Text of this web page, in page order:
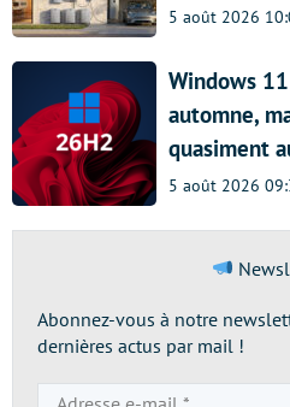
5 août 2026
Windows
automne,
quasiment
5 août 2026
Abonnez-vous à notre
dernières actus par mail !